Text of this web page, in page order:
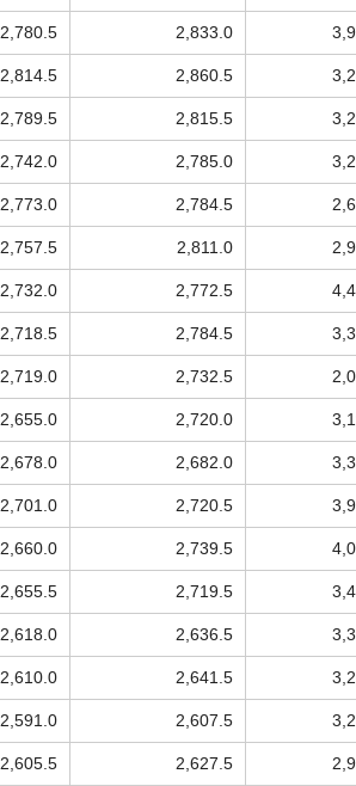
2,780.5 2,833.0
2,814.5 2,860.5
2,789.5 2,815.5
2,742.0 2,785.0
2,773.0 2,784.5
2,757.5 2,811.0
2,732.0 2,772.5
2,718.5 2,784.5
2,719.0 2,732.5
2,655.0 2,720.0
2,678.0 2,682.0
2,701.0 2,720.5
2,660.0 2,739.5
2,655.5 2,719.5
2,618.0 2,636.5
2,610.0 2,641.5
2,591.0 2,607.5
2,605.5 2,627.5